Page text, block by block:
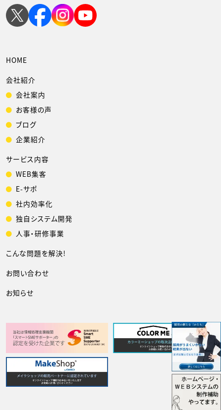
HOME
会社紹介
会社案内
お客様の声
ブログ
企業紹介
サービス内容
WEB集客
E-サポ
社内効率化
独自システム開発
人事・研修事業
こんな問題を解決!
お問い合わせ
お知らせ